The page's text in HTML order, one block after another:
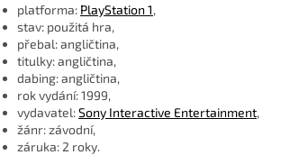
platforma: PlayStation 1,
stav: použitá hra,
přebal: angličtina,
titulky: angličtina,
dabing: angličtina,
rok vydání: 1999,
vydavatel:Sony Interactive Entertainment,
žánr: závodní,
záruka: 2 roky.